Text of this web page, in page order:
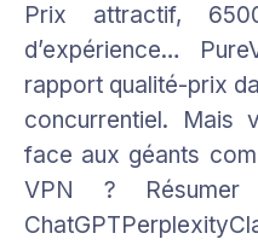
Prix attractif,
d’expérience…
rapport qualité-prix
concurrentiel. Mais
face aux géants
VPN ?